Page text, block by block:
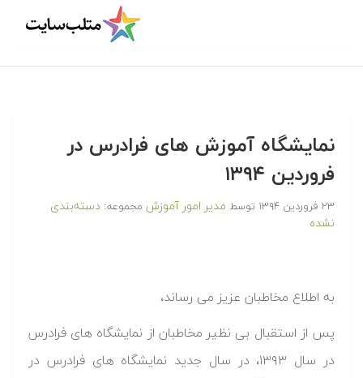
نمایشگاه آموزش های فرادرس در
فروردین ۱۳۹۴
۲۳ فروردین ۱۳۹۴ توسط مدیر امور آموزش مجموعه: دسته‌بندی
نشده
به اطلاع مخاطبان عزیز می رساند،
پس از استقبال بی نظیر مخاطبان از نمایشگاه های فرادرس
در سال ۱۳۹۳، در سال جدید نمایشگاه های فرادرس در